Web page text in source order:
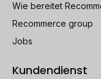
Wie bereitet
Recommerce group
Jobs
Kundendienst